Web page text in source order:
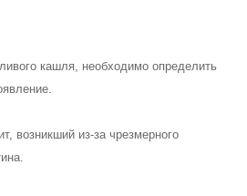
кашля, необходимо определить
возникший из-за чрезмерного